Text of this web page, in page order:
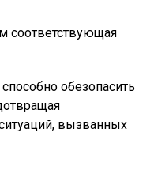
соответствующая
обезопасить
вызванных